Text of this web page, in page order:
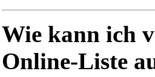
Wie kann ich
Online-Liste